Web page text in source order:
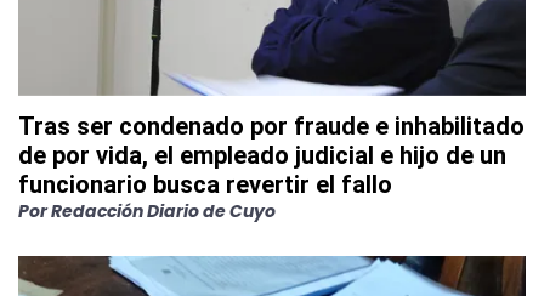
Tras ser condenado por fraude e inhabilitado
de por vida, el empleado judicial e hijo de un
funcionario busca revertir el fallo
PorRedacción Diario de Cuyo